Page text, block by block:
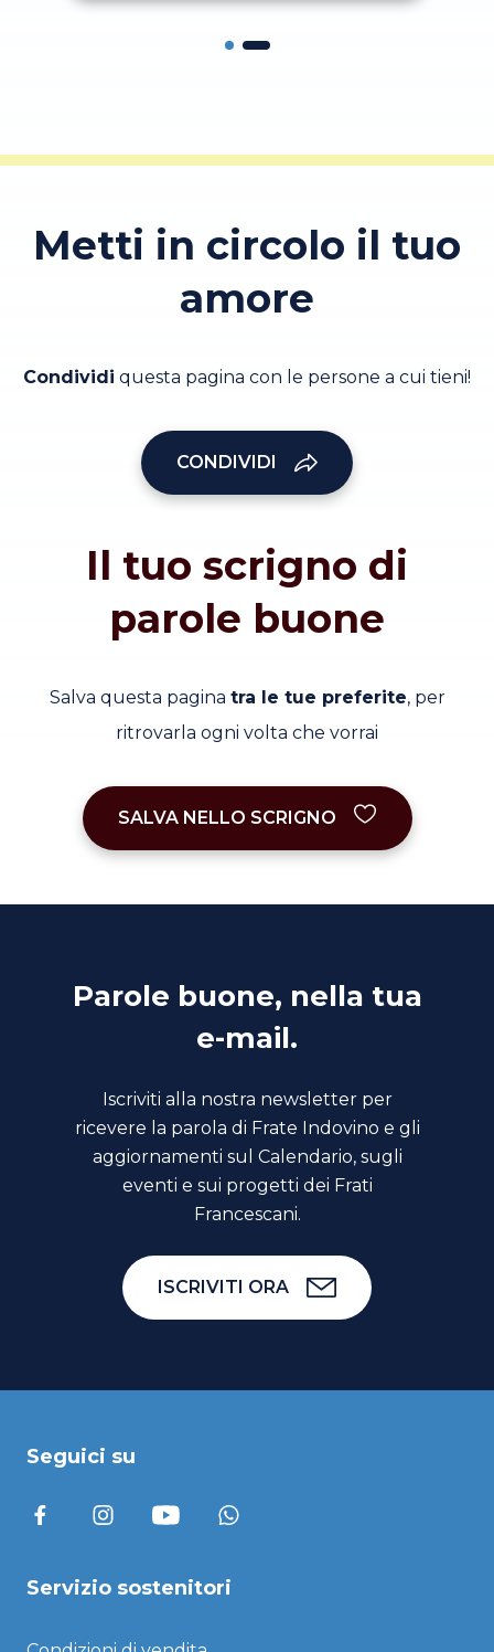
Metti in circolo il tuo
amore
Condividi questa pagina con le persone a cui tieni!
CONDIVIDI
Il tuo scrigno di
parole buone
Salva questa pagina tra le tue preferite, per
ritrovarla ogni volta che vorrai
SALVA NELLO SCRIGNO
Parole buone, nella tua
e-mail.
Iscriviti alla nostra newsletter per
ricevere la parola di Frate Indovino e gli
aggiornamenti sul Calendario, sugli
eventi e sui progetti dei Frati
Francescani.
ISCRIVITI ORA
Seguici su
Servizio sostenitori